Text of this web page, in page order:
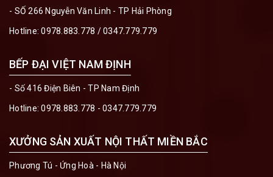
- SỐ 266 Nguyễn Văn Linh - TP Hải Phòng
Hotline:0978.883.778 /0347.779.779
BẾP ĐẠI VIỆT NAM ĐỊNH
- Số 416 Điện Biên - TP Nam Định
Hotline:0978.883.778 - 0347.779.779
XƯỞNG SẢN XUẤT NỘI THẤT MIỀN BẮC
Phương Tú - Ứng Hoà - Hà Nội